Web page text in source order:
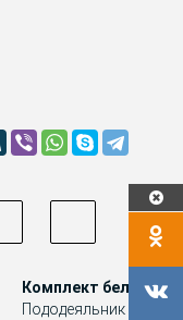
Комплект белья
Пододеяльник